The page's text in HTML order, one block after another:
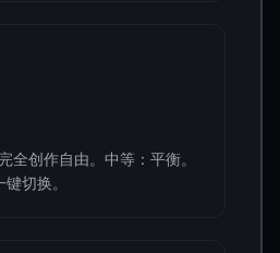
全创作自由。中等：平衡。
切换。